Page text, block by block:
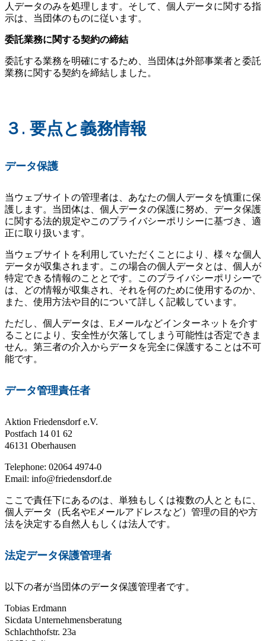
人データのみを処理します。そして、個人データに関する指
示は、当団体のものに従います。
委託業務に関する契約の締結
委託する業務を明確にするため、当団体は外部事業者と委託
業務に関する契約を締結しました。
３. 要点と義務情報
データ保護
当ウェブサイトの管理者は、あなたの個人データを慎重に保
護します。当団体は、個人データの保護に努め、データ保護
に関する法的規定やこのプライバシーポリシーに基づき、適
正に取り扱います。
当ウェブサイトを利用していただくことにより、様々な個人
データが収集されます。この場合の個人データとは、個人が
特定できる情報のこととです。このプライバシーポリシーで
は、どの情報が収集され、それを何のために使用するのか、
また、使用方法や目的について詳しく記載しています。
ただし、個人データは、Eメールなどインターネットを介す
ることにより、安全性が欠落してしまう可能性は否定できま
せん。第三者の介入からデータを完全に保護することは不可
能です。
データ管理責任者
Aktion Friedensdorf e.V.
Postfach 14 01 62
46131 Oberhausen
Telephone: 02064 4974-0
Email: info@friedensdorf.de
ここで責任下にあるのは、単独もしくは複数の人とともに、
個人データ（氏名やEメールアドレスなど）管理の目的や方
法を決定する自然人もしくは法人です。
法定データ保護管理者
以下の者が当団体のデータ保護管理者です。
Tobias Erdmann
Sicdata Unternehmensberatung
Schlachthofstr. 23a